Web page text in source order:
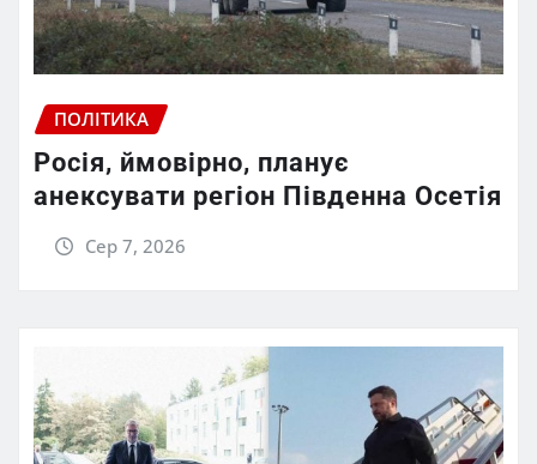
ПОЛІТИКА
Росія, ймовірно, планує
анексувати регіон Південна Осетія
Сер 7, 2026